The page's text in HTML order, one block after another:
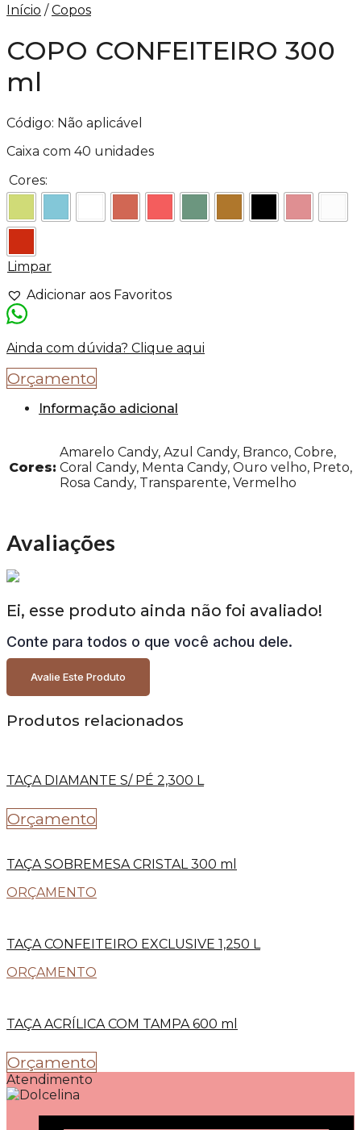
Início / Copos
COPO CONFEITEIRO 300
ml
Código: Não aplicável
Caixa com 40 unidades
Cores:
Limpar
Adicionar aos Favoritos
Ainda com dúvida? Clique aqui
Orçamento
Informação adicional
Cores:
Amarelo Candy, Azul Candy, Branco, Cobre,
Coral Candy, Menta Candy, Ouro velho, Preto,
Rosa Candy, Transparente, Vermelho
Avaliações
Ei, esse produto ainda não foi avaliado!
Conte para todos o que você achou dele.
Avalie Este Produto
Produtos relacionados
TAÇA DIAMANTE S/ PÉ 2,300 L
Orçamento
TAÇA SOBREMESA CRISTAL 300 ml
ORÇAMENTO
TAÇA CONFEITEIRO EXCLUSIVE 1,250 L
ORÇAMENTO
TAÇA ACRÍLICA COM TAMPA 600 ml
Orçamento
Atendimento